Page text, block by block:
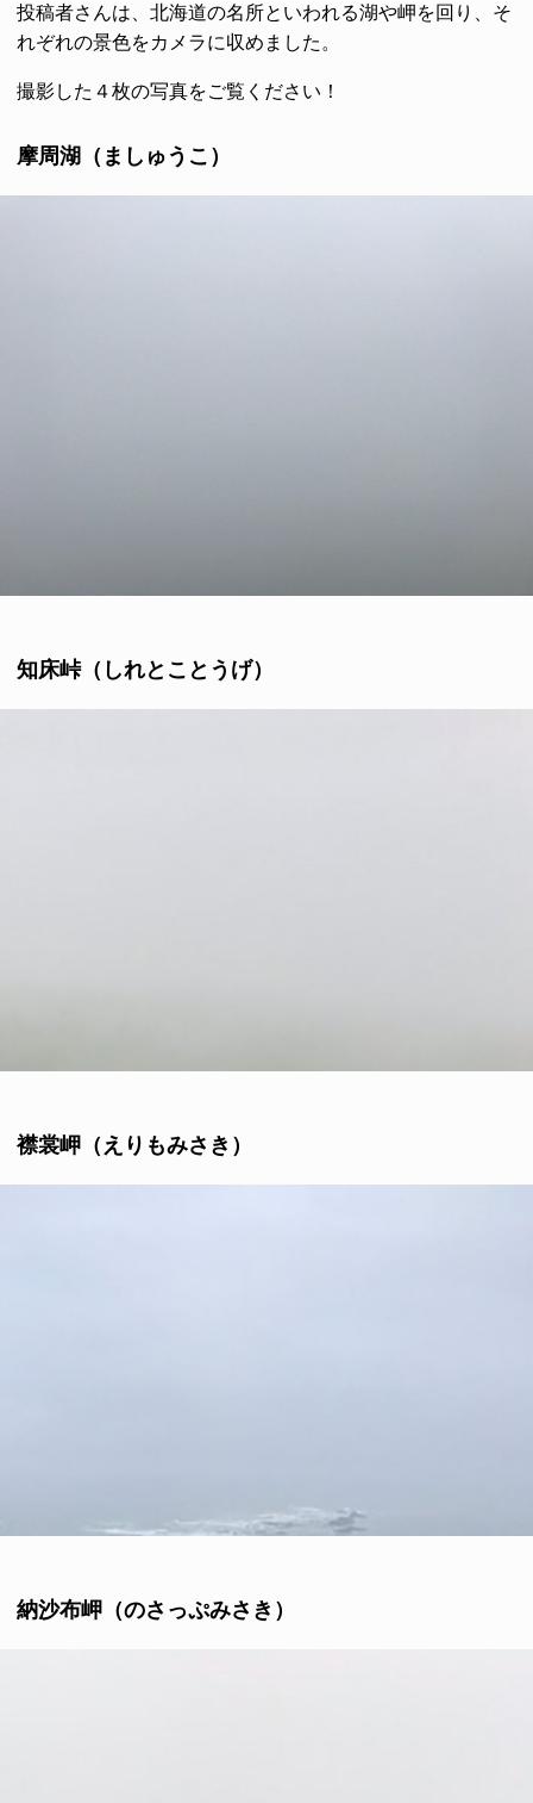
投稿者さんは、北海道の名所といわれる湖や岬を回り、そ
れぞれの景色をカメラに収めました。
撮影した４枚の写真をご覧ください！
摩周湖（ましゅうこ）
知床峠（しれとことうげ）
襟裳岬（えりもみさき）
納沙布岬（のさっぷみさき）